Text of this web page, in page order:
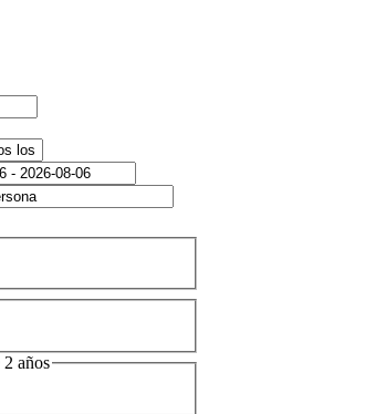
años